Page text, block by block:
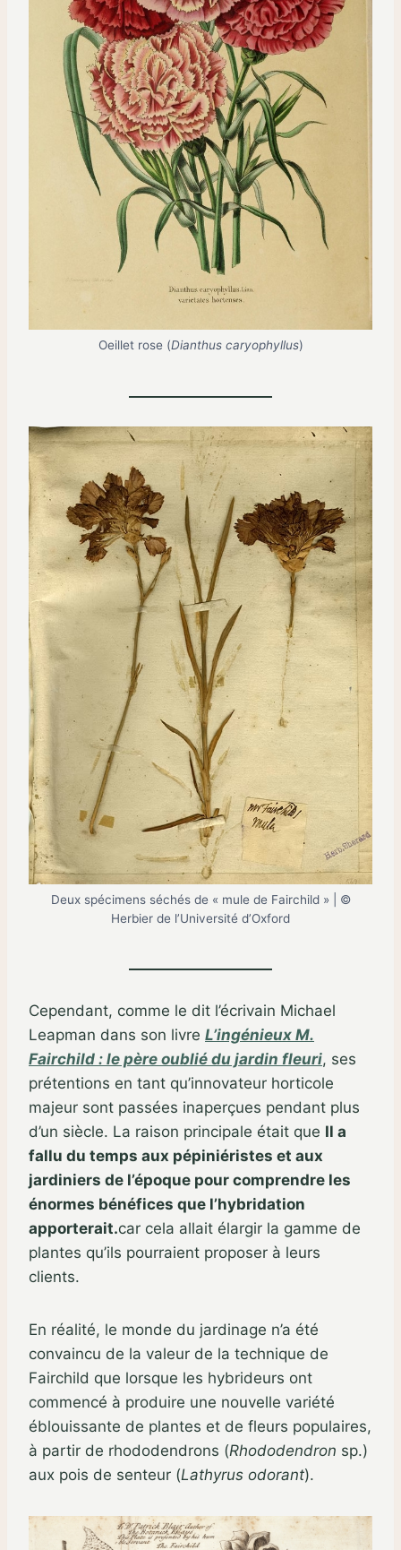
Oeillet rose (Dianthus caryophyllus)
Deux spécimens séchés de « mule de Fairchild » | ©
Herbier de l’Université d’Oxford
Cependant, comme le dit l’écrivain Michael
Leapman dans son livre L’ingénieux M.
Fairchild : le père oublié du jardin fleuri, ses
prétentions en tant qu’innovateur horticole
majeur sont passées inaperçues pendant plus
d’un siècle. La raison principale était que Il a
fallu du temps aux pépiniéristes et aux
jardiniers de l’époque pour comprendre les
énormes bénéfices que l’hybridation
apporterait.car cela allait élargir la gamme de
plantes qu’ils pourraient proposer à leurs
clients.
En réalité, le monde du jardinage n’a été
convaincu de la valeur de la technique de
Fairchild que lorsque les hybrideurs ont
commencé à produire une nouvelle variété
éblouissante de plantes et de fleurs populaires,
à partir de rhododendrons (Rhododendron sp.)
aux pois de senteur (Lathyrus odorant).